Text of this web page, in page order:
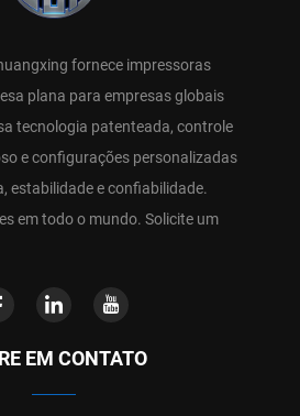
fornece impressoras
plana para empresas globais
tecnologia patenteada, controle
e configurações personalizadas
estabilidade e confiabilidade.
em todo o mundo. Solicite um
EM CONTATO